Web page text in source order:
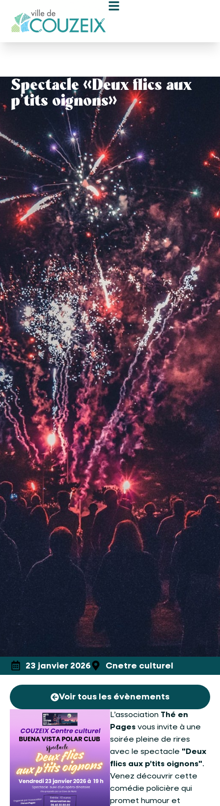
Spectacle « Deux flics aux
p’tits oignons »
23 janvier 2026 Cnetre culturel
Voir tous les évènements
L’association Thé en
Pages vous invite à une
soirée pleine de rires
avec le spectacle "Deux
flics aux p’tits oignons".
Venez découvrir cette
comédie policière qui
promet humour et